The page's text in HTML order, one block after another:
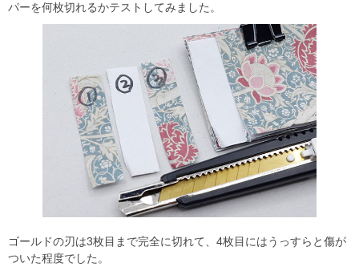
パーを何枚切れるかテストしてみました。
ゴールドの刃は3枚目まで完全に切れて、4枚目にはうっすらと傷が
ついた程度でした。